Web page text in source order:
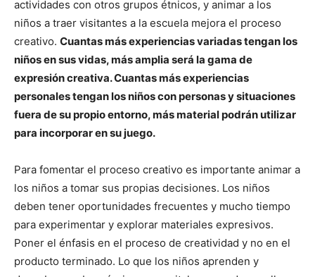
actividades con otros grupos étnicos, y animar a los
niños a traer visitantes a la escuela mejora el proceso
creativo. Cuantas más experiencias variadas tengan los
niños en sus vidas, más amplia será la gama de
expresión creativa. Cuantas más experiencias
personales tengan los niños con personas y situaciones
fuera de su propio entorno, más material podrán utilizar
para incorporar en su juego.
Para fomentar el proceso creativo es importante animar a
los niños a tomar sus propias decisiones. Los niños
deben tener oportunidades frecuentes y mucho tiempo
para experimentar y explorar materiales expresivos.
Poner el énfasis en el proceso de creatividad y no en el
producto terminado. Lo que los niños aprenden y